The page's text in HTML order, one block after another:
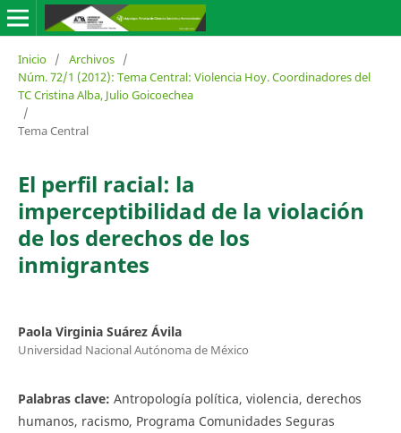
Inicio / Archivos /
Núm. 72/1 (2012): Tema Central: Violencia Hoy. Coordinadores del
TC Cristina Alba, Julio Goicoechea
/
Tema Central
El perfil racial: la
imperceptibilidad de la violación
de los derechos de los
inmigrantes
Paola Virginia Suárez Ávila
Universidad Nacional Autónoma de México
Palabras clave: Antropología política, violencia, derechos
humanos, racismo, Programa Comunidades Seguras